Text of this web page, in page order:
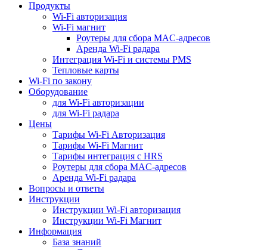
Продукты
Wi-Fi авторизация
Wi-Fi магнит
Роутеры для сбора MAC-адресов
Аренда Wi-Fi радара
Интеграция Wi-Fi и системы PMS
Тепловые карты
Wi-Fi по закону
Оборудование
для Wi-Fi авторизации
для Wi-Fi радара
Цены
Тарифы Wi-Fi Авторизация
Тарифы Wi-Fi Магнит
Тарифы интеграция с HRS
Роутеры для сбора MAC-адресов
Аренда Wi-Fi радара
Вопросы и ответы
Инструкции
Инструкции Wi-Fi авторизация
Инструкции Wi-Fi Магнит
Информация
База знаний